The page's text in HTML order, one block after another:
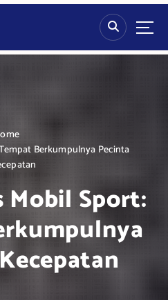
Berkumpulnya Pecinta
Sport: